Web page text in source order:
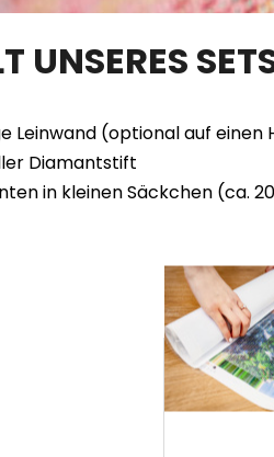
UNSERES
Leinwand (optional auf
Diamantstift
in kleinen Säckchen (ca.